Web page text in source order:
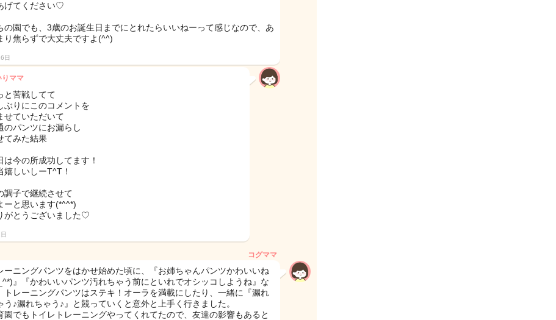
げてください♡
の園でも、3歳のお誕生日までにとれたらいいねーって感じなので、あ
り焦らずで大丈夫ですよ(^^)
日
りママ
と苦戦してて
ぶりにこのコメントを
せていただいて
のパンツにお漏らし
てみた結果
は今の所成功してます！
嬉しいしーT^T！
調子で継続させて
ーと思います(*^^*)
がとうございました♡
コグママ
ーニングパンツをはかせ始めた頃に、『お姉ちゃんパンツかわいいね
』『かわいいパンツ汚れちゃう前にといれでオシッコしようね』な
トレーニングパンツはステキ！オーラを満載にしたり、一緒に『漏れ
う♪漏れちゃう♪』と競っていくと意外と上手く行きました。
園でもトイレトレーニングやってくれてたので、友達の影響もあると